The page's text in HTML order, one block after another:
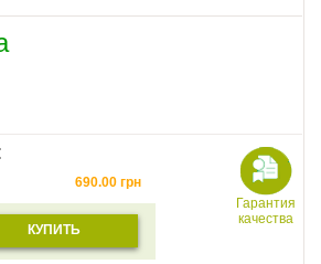
690.00 грн
КУПИТЬ
Гарантия
качества